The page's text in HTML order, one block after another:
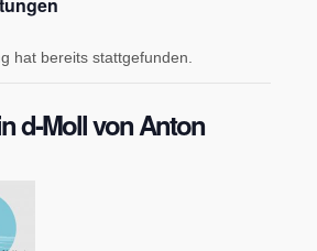
hat bereits stattgefunden.
d-Moll von Anton